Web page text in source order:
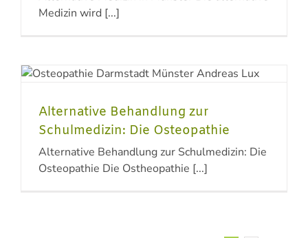
Medizin wird [...]
Alternative Behandlung zur
Schulmedizin: Die Osteopathie
Alternative Behandlung zur Schulmedizin: Die
Osteopathie Die Ostheopathie [...]